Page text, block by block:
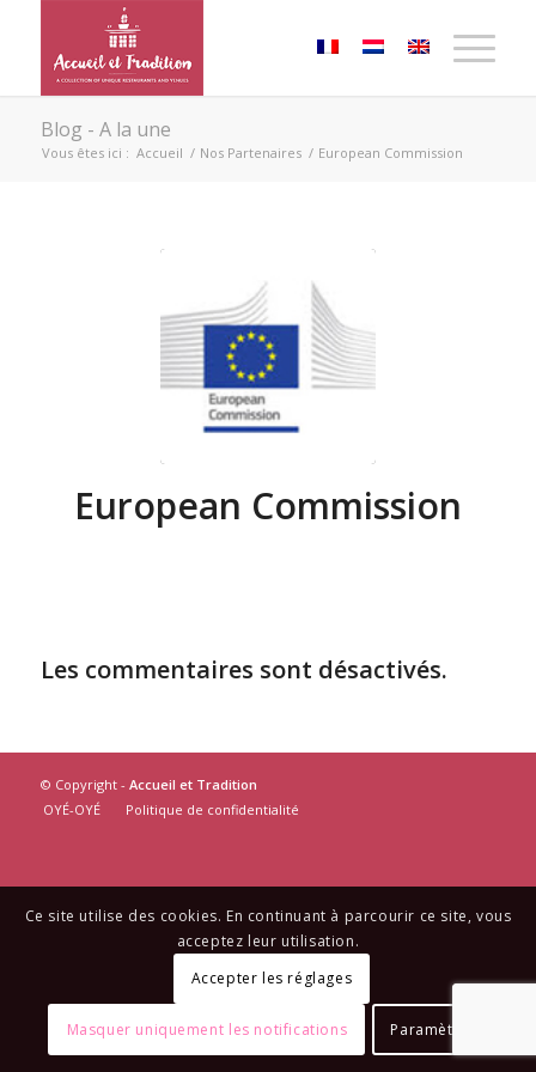
Blog - A la une
Vous êtes ici : Accueil / Nos Partenaires / European Commission
European Commission
Les commentaires sont désactivés.
© Copyright - Accueil et Tradition
OYÉ-OYÉ
Politique de confidentialité
Ce site utilise des cookies. En continuant à parcourir ce site, vous
acceptez leur utilisation.
Accepter les réglages
Masquer uniquement les notifications Paramètres